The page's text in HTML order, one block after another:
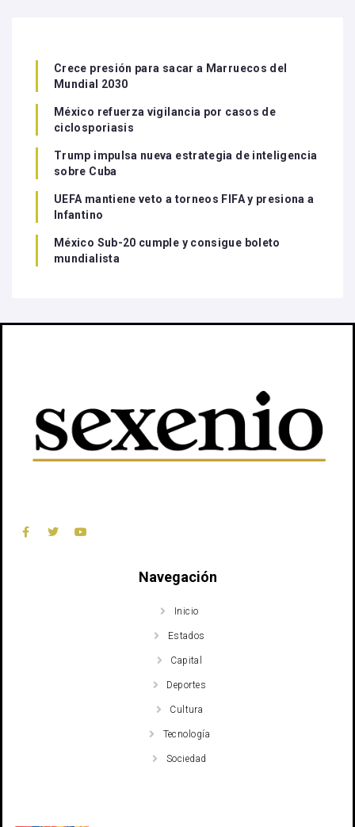
Crece presión para sacar a Marruecos del
Mundial 2030
México refuerza vigilancia por casos de
ciclosporiasis
Trump impulsa nueva estrategia de inteligencia
sobre Cuba
UEFA mantiene veto a torneos FIFA y presiona a
Infantino
México Sub-20 cumple y consigue boleto
mundialista
Navegación
Inicio
Estados
Capital
Deportes
Cultura
Tecnología
Sociedad